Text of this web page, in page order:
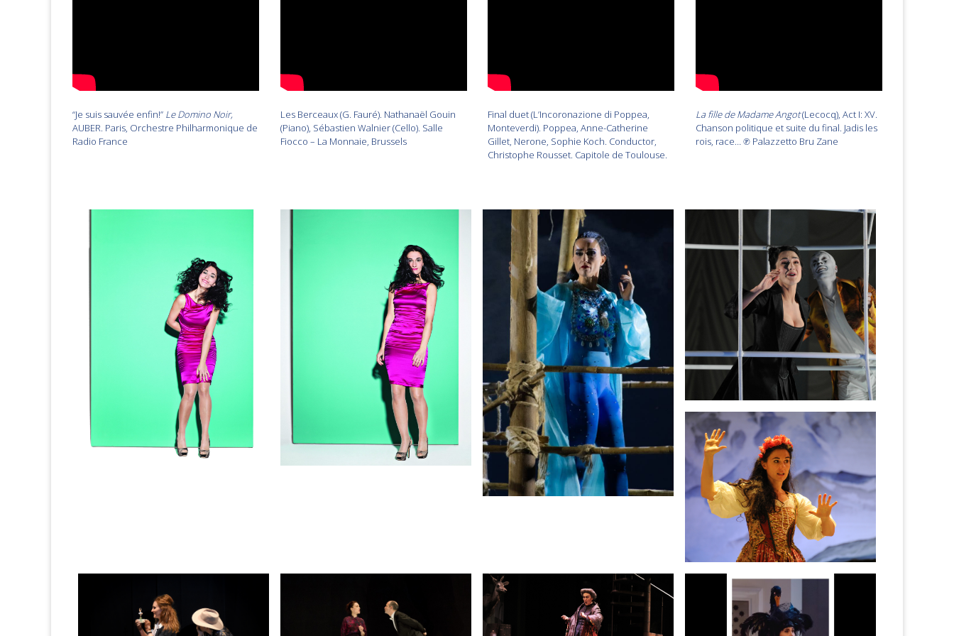
“Je suis sauvée enfin!” Le Domino Noir,
AUBER. Paris, Orchestre Philharmonique de
Radio France
Les Berceaux (G. Fauré). Nathanaël Gouin
(Piano), Sébastien Walnier (Cello). Salle
Fiocco – La Monnaie, Brussels
Final duet (L’Incoronazione di Poppea,
Monteverdi). Poppea, Anne-Catherine
Gillet, Nerone, Sophie Koch. Conductor,
Christophe Rousset. Capitole de Toulouse.
La fille de Madame Angot(Lecocq), Act I: XV.
Chanson politique et suite du final. Jadis les
rois, race… ℗ Palazzetto Bru Zane